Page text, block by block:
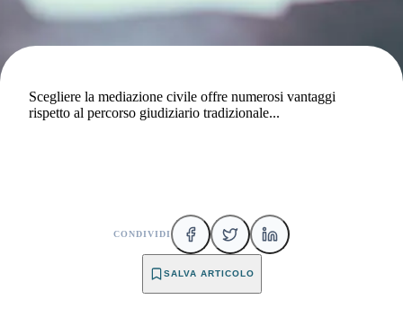
Scegliere la mediazione civile offre numerosi vantaggi
rispetto al percorso giudiziario tradizionale...
CONDIVIDI
SALVA ARTICOLO